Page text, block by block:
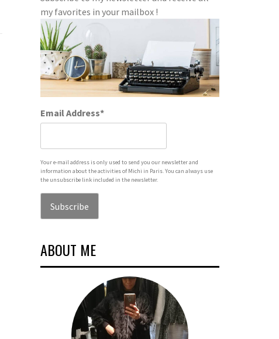
my favorites in your mailbox !
Email Address*
Your e-mail address is only used to send you our newsletter and
information about the activities of Michi in Paris. You can always use
the unsubscribe link included in the newsletter.
ABOUT ME